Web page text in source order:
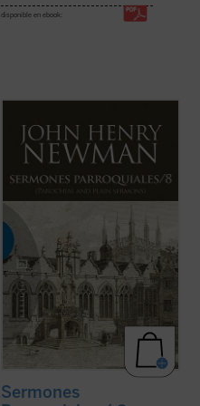
disponible en ebook:
textos reunidos en este último volumen de
Sermones parroquiales
no formaron
parte de la primera edición de 1842, previa
a la conversión de Newman al catolicismo,
Sermones